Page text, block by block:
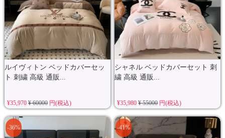
ルイヴィトン ベッドカバーセッ
ト 刺繍 高級 通販...
¥35,970 ¥ 60000円(税込)
シャネル ベッドカバーセット 刺
繍 高級 通販...
¥35,980¥ 55000円(税込)
-36% -41%